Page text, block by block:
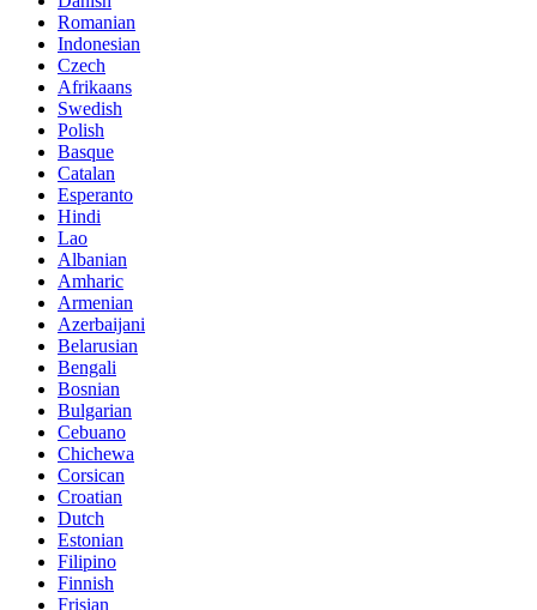
Romanian
Indonesian
Czech
Afrikaans
Swedish
Polish
Basque
Catalan
Esperanto
Hindi
Lao
Albanian
Amharic
Armenian
Azerbaijani
Belarusian
Bengali
Bosnian
Bulgarian
Cebuano
Chichewa
Corsican
Croatian
Dutch
Estonian
Filipino
Finnish
Frisian